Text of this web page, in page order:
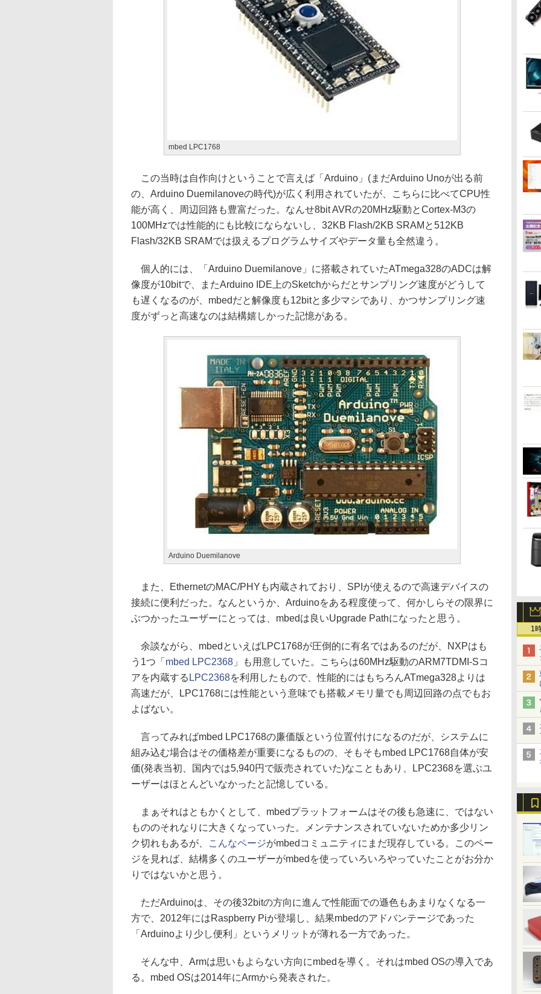
1
mbed LPC1768
この当時は自作向けということで言えば「Arduino」(まだArduino Unoが出る前
の、Arduino Duemilanoveの時代)が広く利用されていたが、こちらに比べてCPU性
能が高く、周辺回路も豊富だった。なんせ8bit AVRの20MHz駆動とCortex-M3の
100MHzでは性能的にも比較にならないし、32KB Flash/2KB SRAMと512KB
Flash/32KB SRAMでは扱えるプログラムサイズやデータ量も全然違う。
個人的には、「Arduino Duemilanove」に搭載されていたATmega328のADCは解
像度が10bitで、またArduino IDE上のSketchからだとサンプリング速度がどうして
も遅くなるのが、mbedだと解像度も12bitと多少マシであり、かつサンプリング速
度がずっと高速なのは結構嬉しかった記憶がある。
Arduino Duemilanove
また、EthernetのMAC/PHYも内蔵されており、SPIが使えるので高速デバイスの
接続に便利だった。なんというか、Arduinoをある程度使って、何かしらその限界に
ぶつかったユーザーにとっては、mbedは良いUpgrade Pathになったと思う。
余談ながら、mbedといえばLPC1768が圧倒的に有名ではあるのだが、NXPはも
う1つ「 mbed LPC2368 」も用意していた。こちらは60MHz駆動のARM7TDMI-Sコ
アを内蔵する LPC2368を利用したもので、性能的にはもちろんATmega328よりは
高速だが、LPC1768には性能という意味でも搭載メモリ量でも周辺回路の点でもお
よばない。
言ってみればmbed LPC1768の廉価版という位置付けになるのだが、システムに
組み込む場合はその価格差が重要になるものの、そもそもmbed LPC1768自体が安
価(発表当初、国内では5,940円で販売されていた)なこともあり、LPC2368を選ぶユ
ーザーはほとんどいなかったと記憶している。
まぁそれはともかくとして、mbedプラットフォームはその後も急速に、ではない
もののそれなりに大きくなっていった。メンテナンスされていないためか多少リン
ク切れもあるが、
こんなページがmbedコミュニティにまだ現存している。このペー
ジを見れば、結構多くのユーザーがmbedを使っていろいろやっていたことがお分か
りではないかと思う。
ただArduinoは、その後32bitの方向に進んで性能面での遜色もあまりなくなる一
方で、2012年にはRaspberry Piが登場し、結果mbedのアドバンテージであった
「Arduinoより少し便利」というメリットが薄れる一方であった。
そんな中、Armは思いもよらない方向にmbedを導く。それはmbed OSの導入であ
る。mbed OSは2014年にArmから発表された。